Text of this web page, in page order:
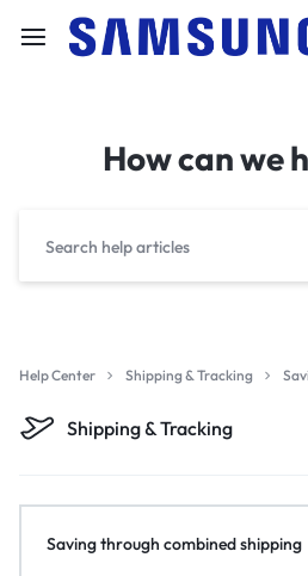
How can we
Help Center Shipping & Tracking
Shipping & Tracking
Saving through combined shipping